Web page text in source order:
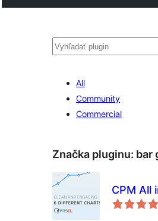
Hľadať
All
Community
Commercial
Značka pluginu: bar
CPM All